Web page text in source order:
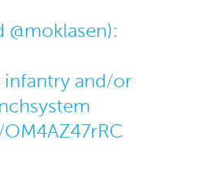
@moklasen):
infantry and/or